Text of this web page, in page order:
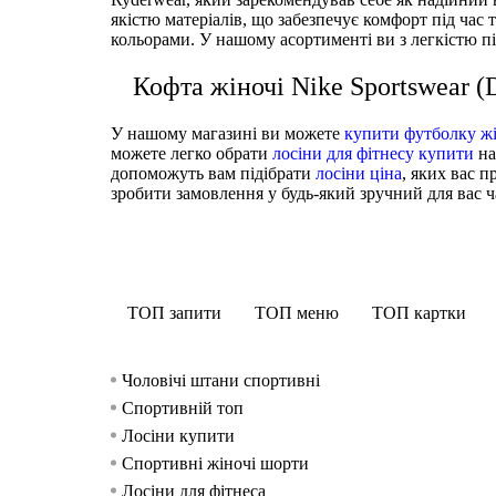
якістю матеріалів, що забезпечує комфорт під
кольорами. У нашому асортименті ви з легкістю
Кофта жіночі Nike Sportswear
У нашому магазині ви можете купити футболку
можете легко обрати лосіни для фітнесу купити
допоможуть вам підібрати лосіни ціна, яких вас
зробити замовлення у будь-який зручний для вас
ТОП запити ТОП меню ТОП картки
Чоловічі штани спортивні
Спортивній топ
Лосіни купити
Спортивні жіночі шорти
Лосіни для фітнеса